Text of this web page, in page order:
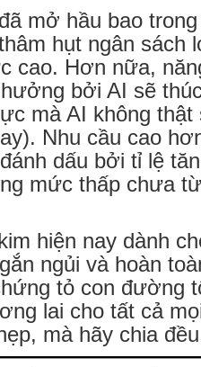
mở hầu bao
hụt ngân sách
cao. Hơn nữa,
bởi AI sẽ
mà AI không
Nhu cầu cao
dấu bởi tỉ lệ
mức thấp chưa
hiện nay dành
ngủi và hoàn
tỏ con đường
lai cho tất cả
mà hãy chia